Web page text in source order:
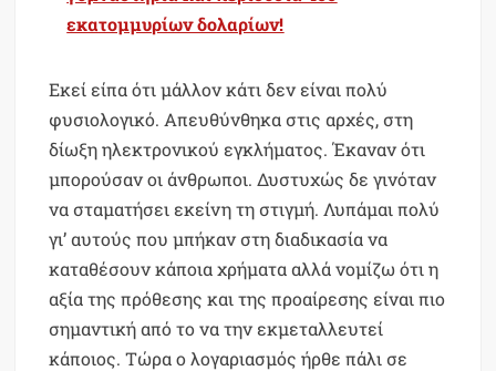
εκατομμυρίων δολαρίων!
Εκεί είπα ότι μάλλον κάτι δεν είναι πολύ
φυσιολογικό. Απευθύνθηκα στις αρχές, στη
δίωξη ηλεκτρονικού εγκλήματος. Έκαναν ότι
μπορούσαν οι άνθρωποι. Δυστυχώς δε γινόταν
να σταματήσει εκείνη τη στιγμή. Λυπάμαι πολύ
γι’ αυτούς που μπήκαν στη διαδικασία να
καταθέσουν κάποια χρήματα αλλά νομίζω ότι η
αξία της πρόθεσης και της προαίρεσης είναι πιο
σημαντική από το να την εκμεταλλευτεί
κάποιος. Τώρα ο λογαριασμός ήρθε πάλι σε